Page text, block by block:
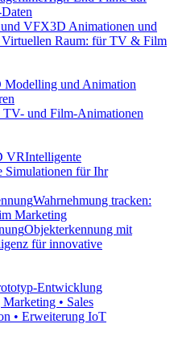
VFX3D Animationen und
Virtuellen Raum: für TV & Film
Modelling und Animation
TV- und Film-Animationen
VRIntelligente
Simulationen für Ihr
Wahrnehmung tracken:
Marketing
Objekterkennung mit
für innovative
Entwicklung
• Sales
• Erweiterung IoT